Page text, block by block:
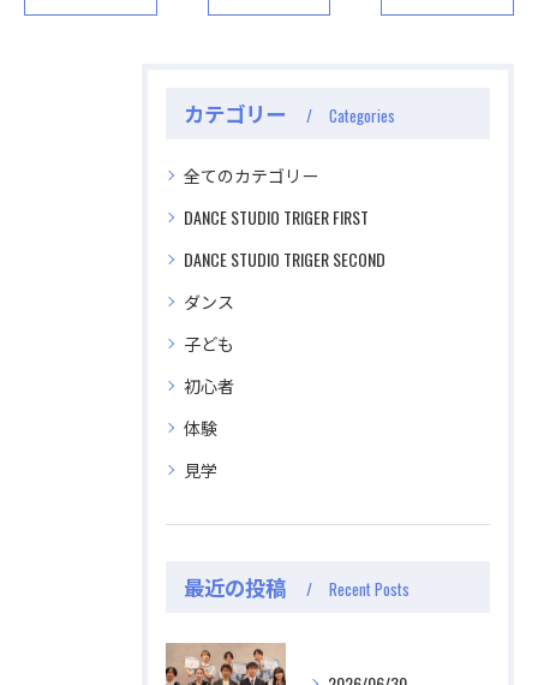
カテゴリー Categories
全てのカテゴリー
DANCE STUDIO TRIGER FIRST
DANCE STUDIO TRIGER SECOND
ダンス
子ども
初心者
体験
見学
最近の投稿 Recent Posts